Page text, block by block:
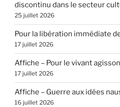
discontinu dans le secteur
25 juillet 2026
Pour la libération immédiate
17 juillet 2026
Affiche – Pour le vivant
17 juillet 2026
Affiche – Guerre aux idées
16 juillet 2026